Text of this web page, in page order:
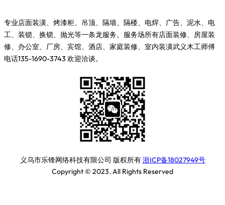
专业店面装潢、烤漆柜、吊顶、隔墙、隔楼、电焊、广告、泥水、电
工、装锁、换锁、抛光等一条龙服务。服务场所有店面装修、房屋装
修、办公室、厂房、宾馆、酒店、家庭装修、室内装潢武义木工师傅
电话135-1690-3743 欢迎洽谈。
义乌市乐锋网络科技有限公司 版权所有浙ICP备18027949号
Copyright © 2023. All Rights Reserved